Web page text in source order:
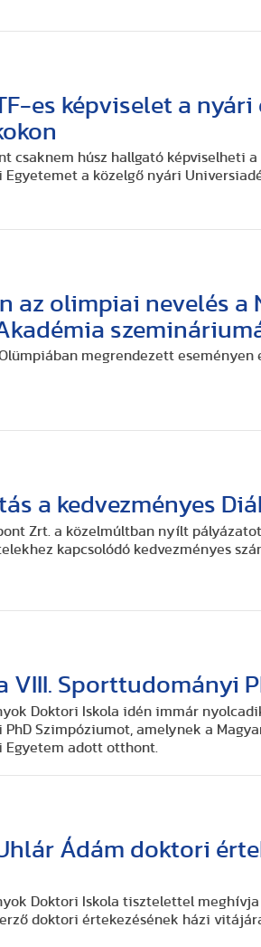
es képviselet a nyári
csaknem húsz hallgató képviselheti a
a közelgő nyári
az olimpiai nevelés a
megrendezett eseményen
a kedvezményes
Zrt. a közelmúltban nyílt
kapcsolódó kedvezményes
VIII. Sporttudományi
Doktori Iskola idén immár
Szimpóziumot, amelynek a
Egyetem adott otthont.
Ádám doktori
Doktori Iskola tisztelettel meghívja
doktori értekezésének házi